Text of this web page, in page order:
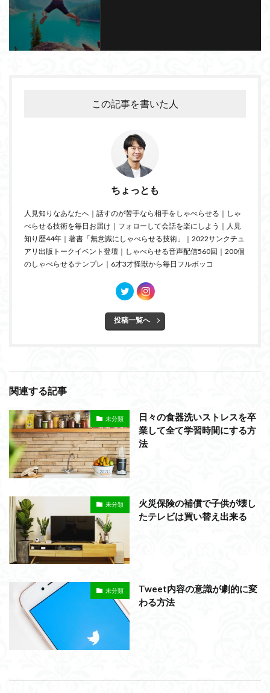
この記事を書いた人
ちょっとも
人見知りなあなたへ｜話すのが苦手なら相手をしゃべらせる｜しゃ
べらせる技術を毎日お届け｜フォローして会話を楽にしよう｜人見
知り歴44年｜著書「無意識にしゃべらせる技術」｜2022サンクチュ
アリ出版トークイベント登壇｜しゃべらせる音声配信560回｜200個
のしゃべらせるテンプレ｜6才3才怪獣から毎日フルボッコ
投稿一覧へ
関連する記事
未分類
日々の食器洗いストレスを卒
業して全て学習時間にする方
法
未分類
火災保険の補償で子供が壊し
たテレビは買い替え出来る
未分類
Tweet内容の意識が劇的に変
わる方法